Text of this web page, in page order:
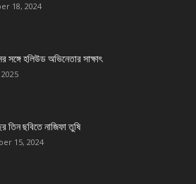
18, 2024
সঙ্গে হলিউড অভিনেতার সাক্ষাৎ
তিন ছবিতে নাজিফা তুষি
15, 2024